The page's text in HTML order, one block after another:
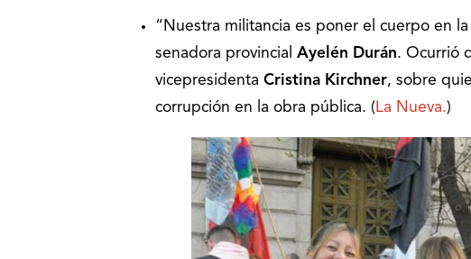
“Nuestra militancia es poner el cuerpo en
senadora provincial Ayelén Durán. Ocurrió
vicepresidenta Cristina Kirchner, sobre
corrupción en la obra pública. ( La Nueva.)